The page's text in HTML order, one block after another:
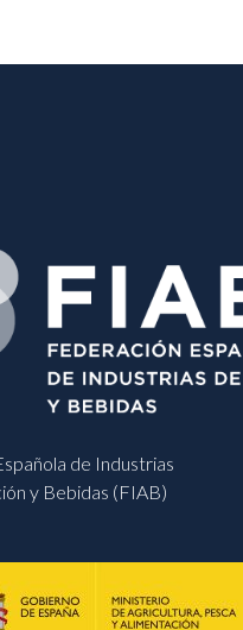
de Industrias
y Bebidas (FIAB)